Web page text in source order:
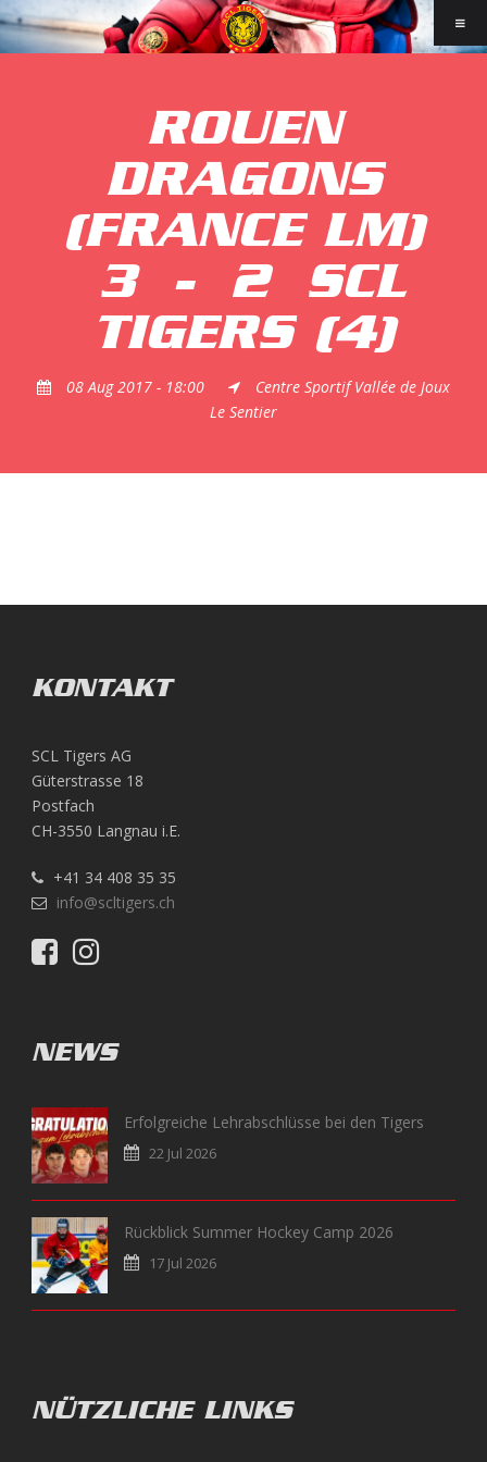
ROUEN
DRAGONS
(FRANCE LM)
3
- 2
SCL
TIGERS (4)
08 Aug 2017 - 18:00
Centre Sportif Vallée de Joux
Le Sentier
KONTAKT
SCL Tigers AG
Güterstrasse 18
Postfach
CH-3550 Langnau i.E.
+41 34 408 35 35
info@scltigers.ch
NEWS
Erfolgreiche Lehrabschlüsse bei den Tigers
22 Jul 2026
Rückblick Summer Hockey Camp 2026
17 Jul 2026
NÜTZLICHE LINKS